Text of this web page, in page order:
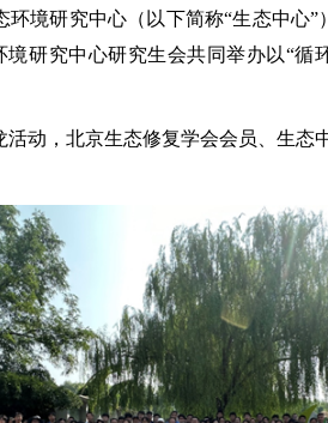
境研究中心（以下简称“生态中心
研究中心研究生会共同举办以“循
动，北京生态修复学会会员、生